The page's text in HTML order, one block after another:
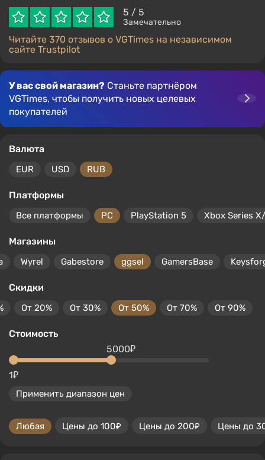
5 / 5
Замечательно
Читайте 370 отзывов о VGTimes на независимом
сайте Trustpilot
У вас свой магазин? Станьте партнёром
VGTimes, чтобы получить новых целевых
покупателей
Валюта
EUR USD RUB
Платформы
Все платформы PC PlayStation 5 Xbox Series
Магазины
Wyrel Gabestore ggsel GamersBase
Скидки
От 20% От 30% От 50% От 70% От 90%
Стоимость
1₽
5000₽
Применить диапазон цен
Любая Цены до 100₽ Цены до 200₽ Цены до